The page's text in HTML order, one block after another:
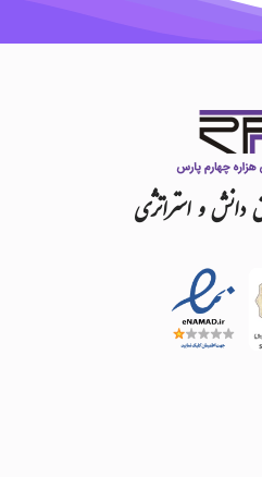
دانشواستراتژی